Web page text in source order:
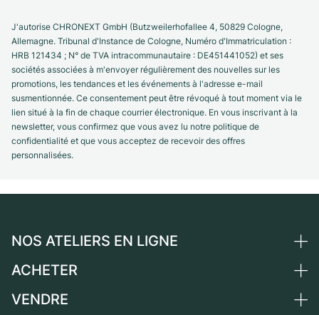
J'autorise CHRONEXT GmbH (Butzweilerhofallee 4, 50829 Cologne,
Allemagne. Tribunal d'Instance de Cologne, Numéro d'Immatriculation :
HRB 121434 ; N° de TVA intracommunautaire : DE451441052) et ses
sociétés associées à m'envoyer régulièrement des nouvelles sur les
promotions, les tendances et les événements à l'adresse e-mail
susmentionnée. Ce consentement peut être révoqué à tout moment via le
lien situé à la fin de chaque courrier électronique. En vous inscrivant à la
newsletter, vous confirmez que vous avez lu notre politique de
confidentialité et que vous acceptez de recevoir des offres
personnalisées.
NOS ATELIERS EN LIGNE
Allemagne
ACHETER
Toutes les montres de luxe
VENDRE